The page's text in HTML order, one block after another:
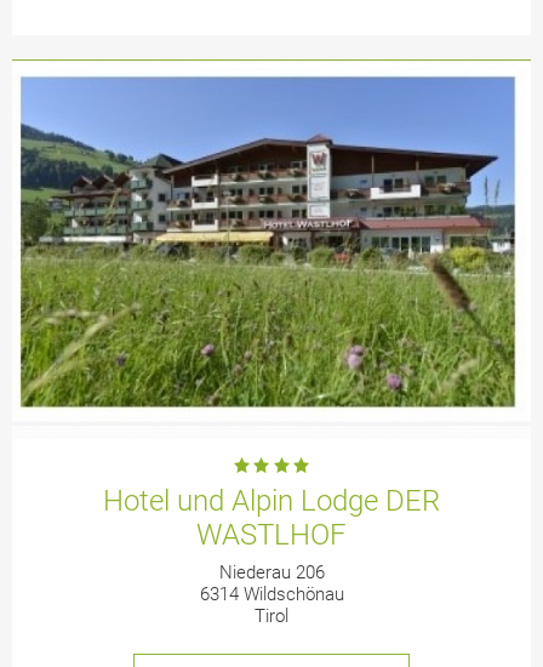
Hotel und Alpin Lodge DER
WASTLHOF
Niederau 206
6314 Wildschönau
Tirol